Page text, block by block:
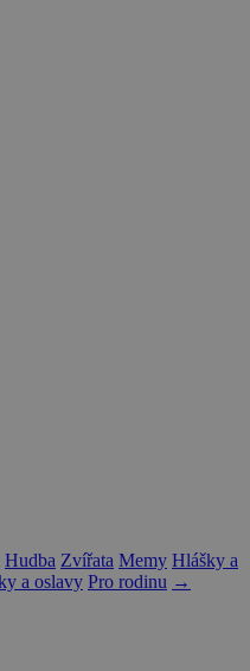
Hudba Zvířata Memy Hlášky a
a oslavy Pro rodinu →